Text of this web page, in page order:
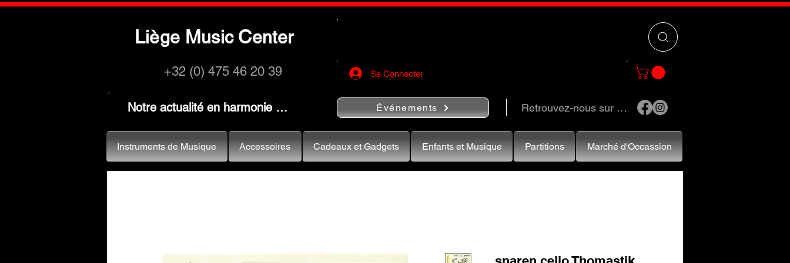
Liège Music Center
+32 (0) 475 46 20 39 Se Connecter
Notre actualité en harmonie … Événements Retrouvez-nous sur …
Instruments de Musique Accessoires Cadeaux et Gadgets Enfants et Musique Partitions Marché d'Occassion